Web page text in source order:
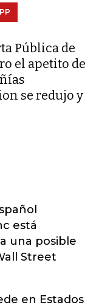
Pública de
el apetito de
se redujo y
está
una posible
Street
en Estados